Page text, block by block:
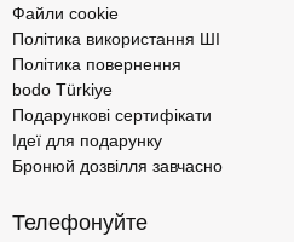
Файли cookie
Політика використання ШІ
Політика повернення
bodo Türkiye
Подарункові сертифікати
Ідеї для подарунку
Бронюй дозвілля завчасно
Телефонуйте